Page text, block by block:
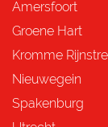
e
z
e
p
a
e
z
e
p
a
e
Amersfoort
Groene Hart
Kromme
Nieuwegein
Spakenburg